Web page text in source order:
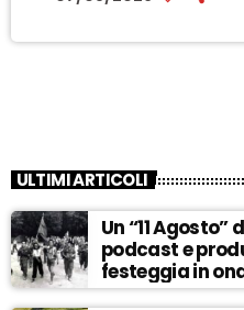
ULTIMI ARTICOLI
Un “11
podcast e
festeggia in